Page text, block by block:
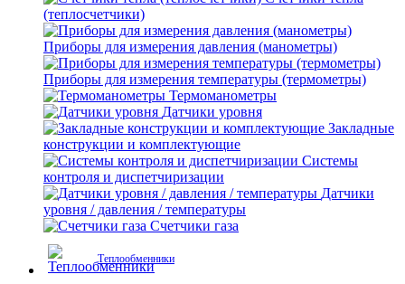
(теплосчетчики)
Приборы для измерения давления (манометры)
Приборы для измерения температуры (термометры)
Термоманометры
Датчики уровня
Закладные
конструкции и комплектующие
Системы
контроля и диспетчиризации
Датчики
уровня / давления / температуры
Счетчики газа
Теплообменники